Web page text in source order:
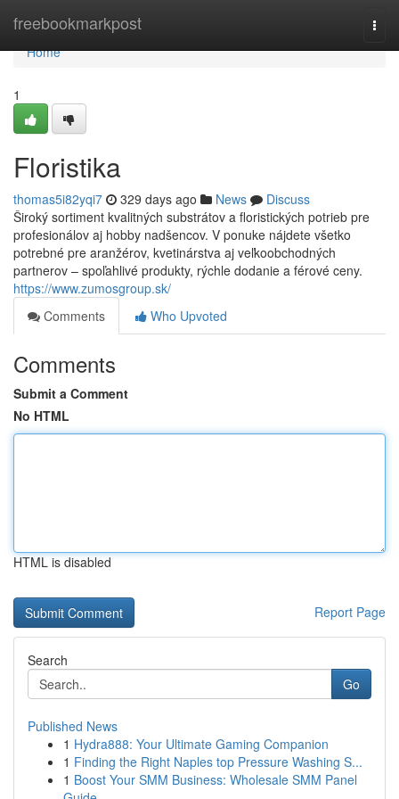
freebookmarkpost
Home
Home
1
Floristika
thomas5i82yqi7 329 days ago News
Discuss
Široký sortiment kvalitných substrátov a floristických potrieb pre
profesionálov aj hobby nadšencov. V ponuke nájdete všetko
potrebné pre aranžérov, kvetinárstva aj veľkoobchodných
partnerov – spoľahlivé produkty, rýchle dodanie a férové ceny.
https://www.zumosgroup.sk/
Comments
Who Upvoted
Comments
Submit a Comment
No HTML
HTML is disabled
Report Page
Search
Go
Published News
1 Hydra888: Your Ultimate Gaming Companion
1 Finding the Right Naples top Pressure Washing S...
1 Boost Your SMM Business: Wholesale SMM Panel